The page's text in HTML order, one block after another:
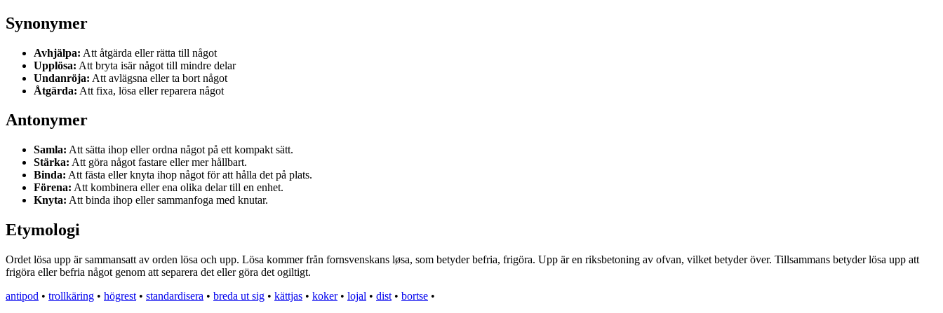
Synonymer
Avhjälpa: Att åtgärda eller rätta till något
Upplösa: Att bryta isär något till mindre delar
Undanröja: Att avlägsna eller ta bort något
Åtgärda: Att fixa, lösa eller reparera något
Antonymer
Samla: Att sätta ihop eller ordna något på ett kompakt sätt.
Stärka: Att göra något fastare eller mer hållbart.
Binda: Att fästa eller knyta ihop något för att hålla det på plats.
Förena: Att kombinera eller ena olika delar till en enhet.
Knyta: Att binda ihop eller sammanfoga med knutar.
Etymologi
Ordet lösa upp är sammansatt av orden lösa och upp. Lösa kommer från fornsvenskans løsa, som betyder befria, frigöra. Upp är en riksbetoning av ofvan, vilket betyder över. Tillsammans betyder lösa upp att
frigöra eller befria något genom att separera det eller göra det ogiltigt.
antipod • trollkäring • högrest • standardisera • breda ut sig • kättjas • koker• lojal • dist • bortse •